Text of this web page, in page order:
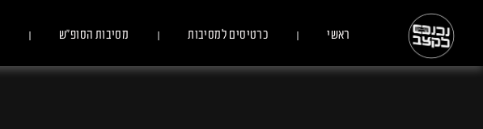
ראשי כרטיסים למסיבות מסיבות הסופ״ש